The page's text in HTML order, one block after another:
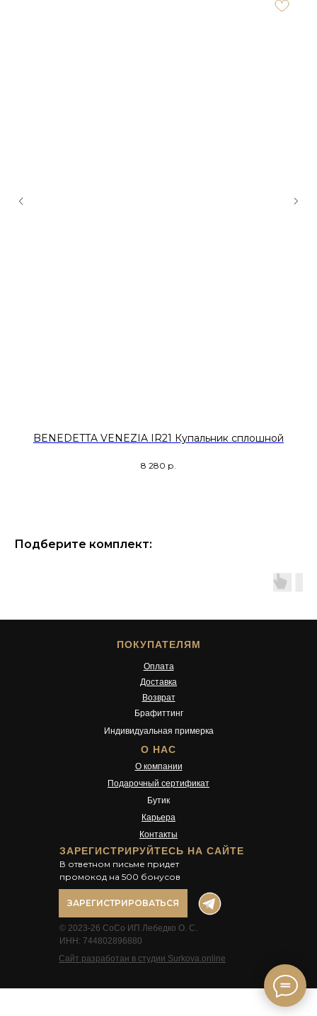
BENEDETTA VENEZIA IR21 Купальник сплошной
8 280 р.
Подберите комплект:
ПОКУПАТЕЛЯМ
О НАС
© 2023-26 CoCo ИП Лебедко О. С.
ИНН: 744802896880
Сайт разработан в студии Surkova.online
ЗАРЕГИСТРИРУЙТЕСЬ НА САЙТЕ
В ответном письме придет
промокод на 500 бонусов
Оплата
Доставка
Брафиттинг
Индивидуальная примерка
Возврат
Подарочный сертификат
О компании
Бутик
Карьера
ЗАРЕГИСТРИРОВАТЬСЯ
Контакты